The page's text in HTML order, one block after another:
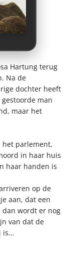
Hartung terug
Na de
dochter heeft
man
maar het
het parlement,
in haar huis
haar handen is
op de
aan, dat een
wordt er nog
van dat de
is…